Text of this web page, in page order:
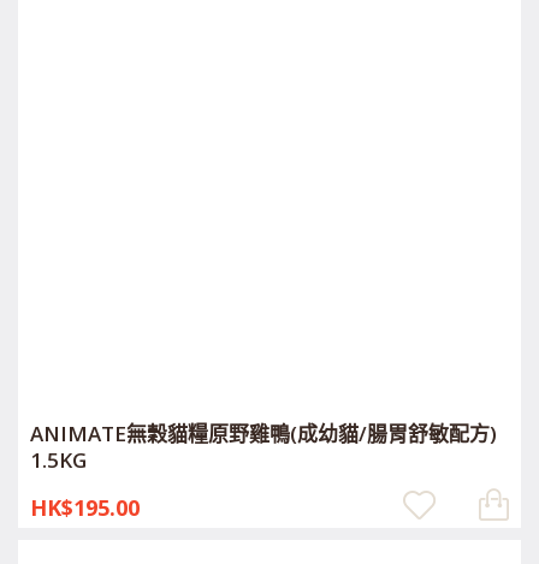
ANIMATE無穀貓糧原野雞鴨(成幼貓/腸胃舒敏配方)
1.5KG
HK$195.00